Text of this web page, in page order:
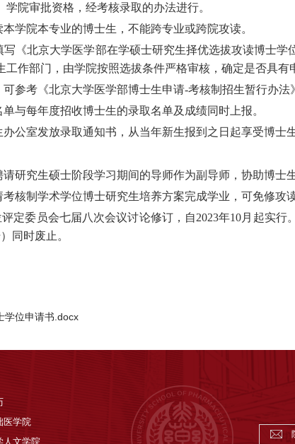
院审批资格，经考核录取的办法进行。
学院本专业的博士生，不能跨专业或跨院攻读。
《北京大学医学部在学硕士研究生择优选拔攻读博士
作部门，由学院按照选拔条件严格审核，确定是否具有
参考《北京大学医学部博士生申请-考核制招生暂行办法
与每年度招收博士生的录取名单及成绩同时上报。
公室发放录取通知书，从当年新生报到之日起享受博士生
研究生硕士阶段学习期间的导师作为副导师，协助博士
核制学术学位博士研究生培养方案完成学业，可免修攻
定委员会七届八次会议讨论修订，自2023年10月起实行
同时废止。
学位申请书.docx
医学院
人文学院